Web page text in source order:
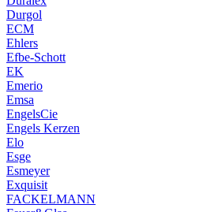
Durgol
ECM
Ehlers
Efbe-Schott
EK
Emerio
Emsa
EngelsCie
Engels Kerzen
Elo
Esge
Esmeyer
Exquisit
FACKELMANN